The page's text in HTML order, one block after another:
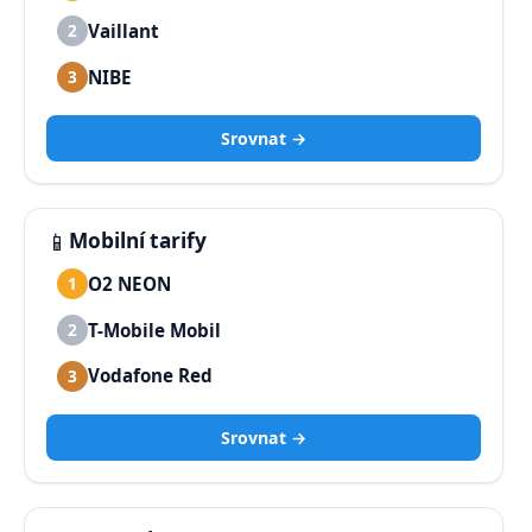
2 Vaillant
3 NIBE
Srovnat →
📱 Mobilní tarify
1 O2 NEON
2 T-Mobile Mobil
3 Vodafone Red
Srovnat →